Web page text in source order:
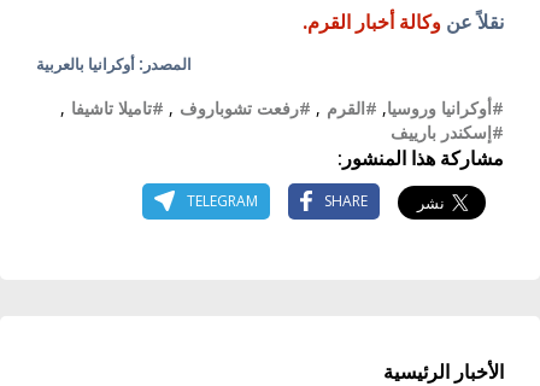
نقلاً عن وكالة أخبار القرم.
المصدر: أوكرانيا بالعربية
#أوكرانيا وروسيا, #القرم , #رفعت تشوباروف , #تاميلا تاشيفا ,
#إسكندر بارييف
مشاركة هذا المنشور:
SHARE
TELEGRAM
الأخبار الرئيسية